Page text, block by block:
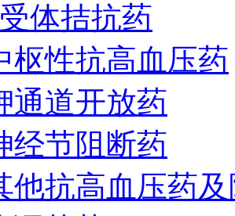
体拮抗药
枢性抗高血压药
通道开放药
经节阻断药
他抗高血压药